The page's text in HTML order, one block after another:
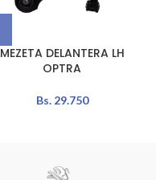
MEZETA DELANTERA LH
OPTRA
Bs.29.750